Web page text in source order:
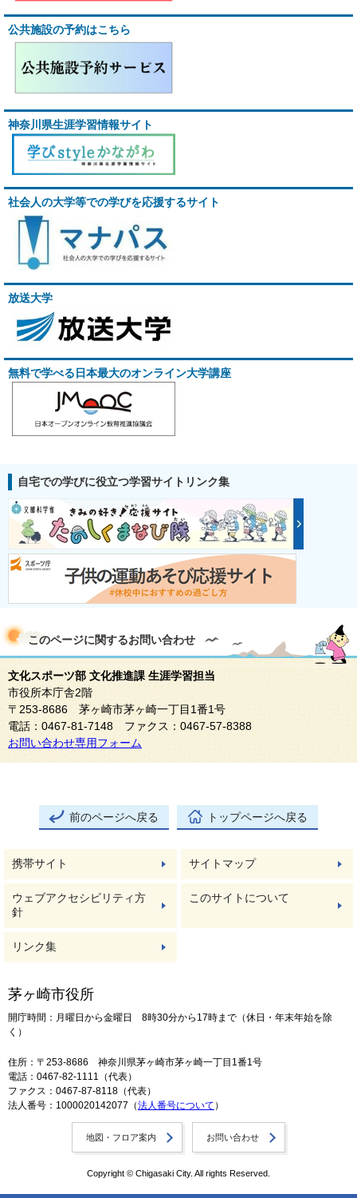
公共施設の予約はこちら
神奈川県生涯学習情報サイト
社会人の大学等での学びを応援するサイト
放送大学
無料で学べる日本最大のオンライン大学講座
自宅での学びに役立つ学習サイトリンク集
このページに関するお問い合わせ
文化スポーツ部 文化推進課 生涯学習担当
市役所本庁舎2階
〒253-8686 茅ヶ崎市茅ヶ崎一丁目1番1号
電話：0467-81-7148 ファクス：0467-57-8388
お問い合わせ専用フォーム
前のページへ戻る トップページへ戻る
携帯サイト サイトマップ
ウェブアクセシビリティ方
針
このサイトについて
リンク集
茅ヶ崎市役所
開庁時間：月曜日から金曜日 8時30分から17時まで（休日・年末年始を除
く）
住所：〒253-8686 神奈川県茅ヶ崎市茅ヶ崎一丁目1番1号
電話：0467-82-1111（代表）
ファクス：0467-87-8118（代表）
法人番号：1000020142077（法人番号について ）
地図・フロア案内 お問い合わせ
Copyright © Chigasaki City. All rights Reserved.